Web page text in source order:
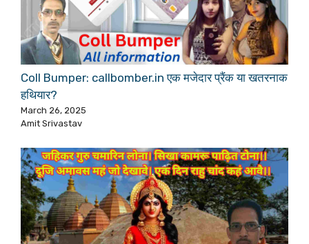
Coll Bumper: callbomber.in एक मजेदार प्रैंक या खतरनाक
हथियार?
March 26, 2025
Amit Srivastav